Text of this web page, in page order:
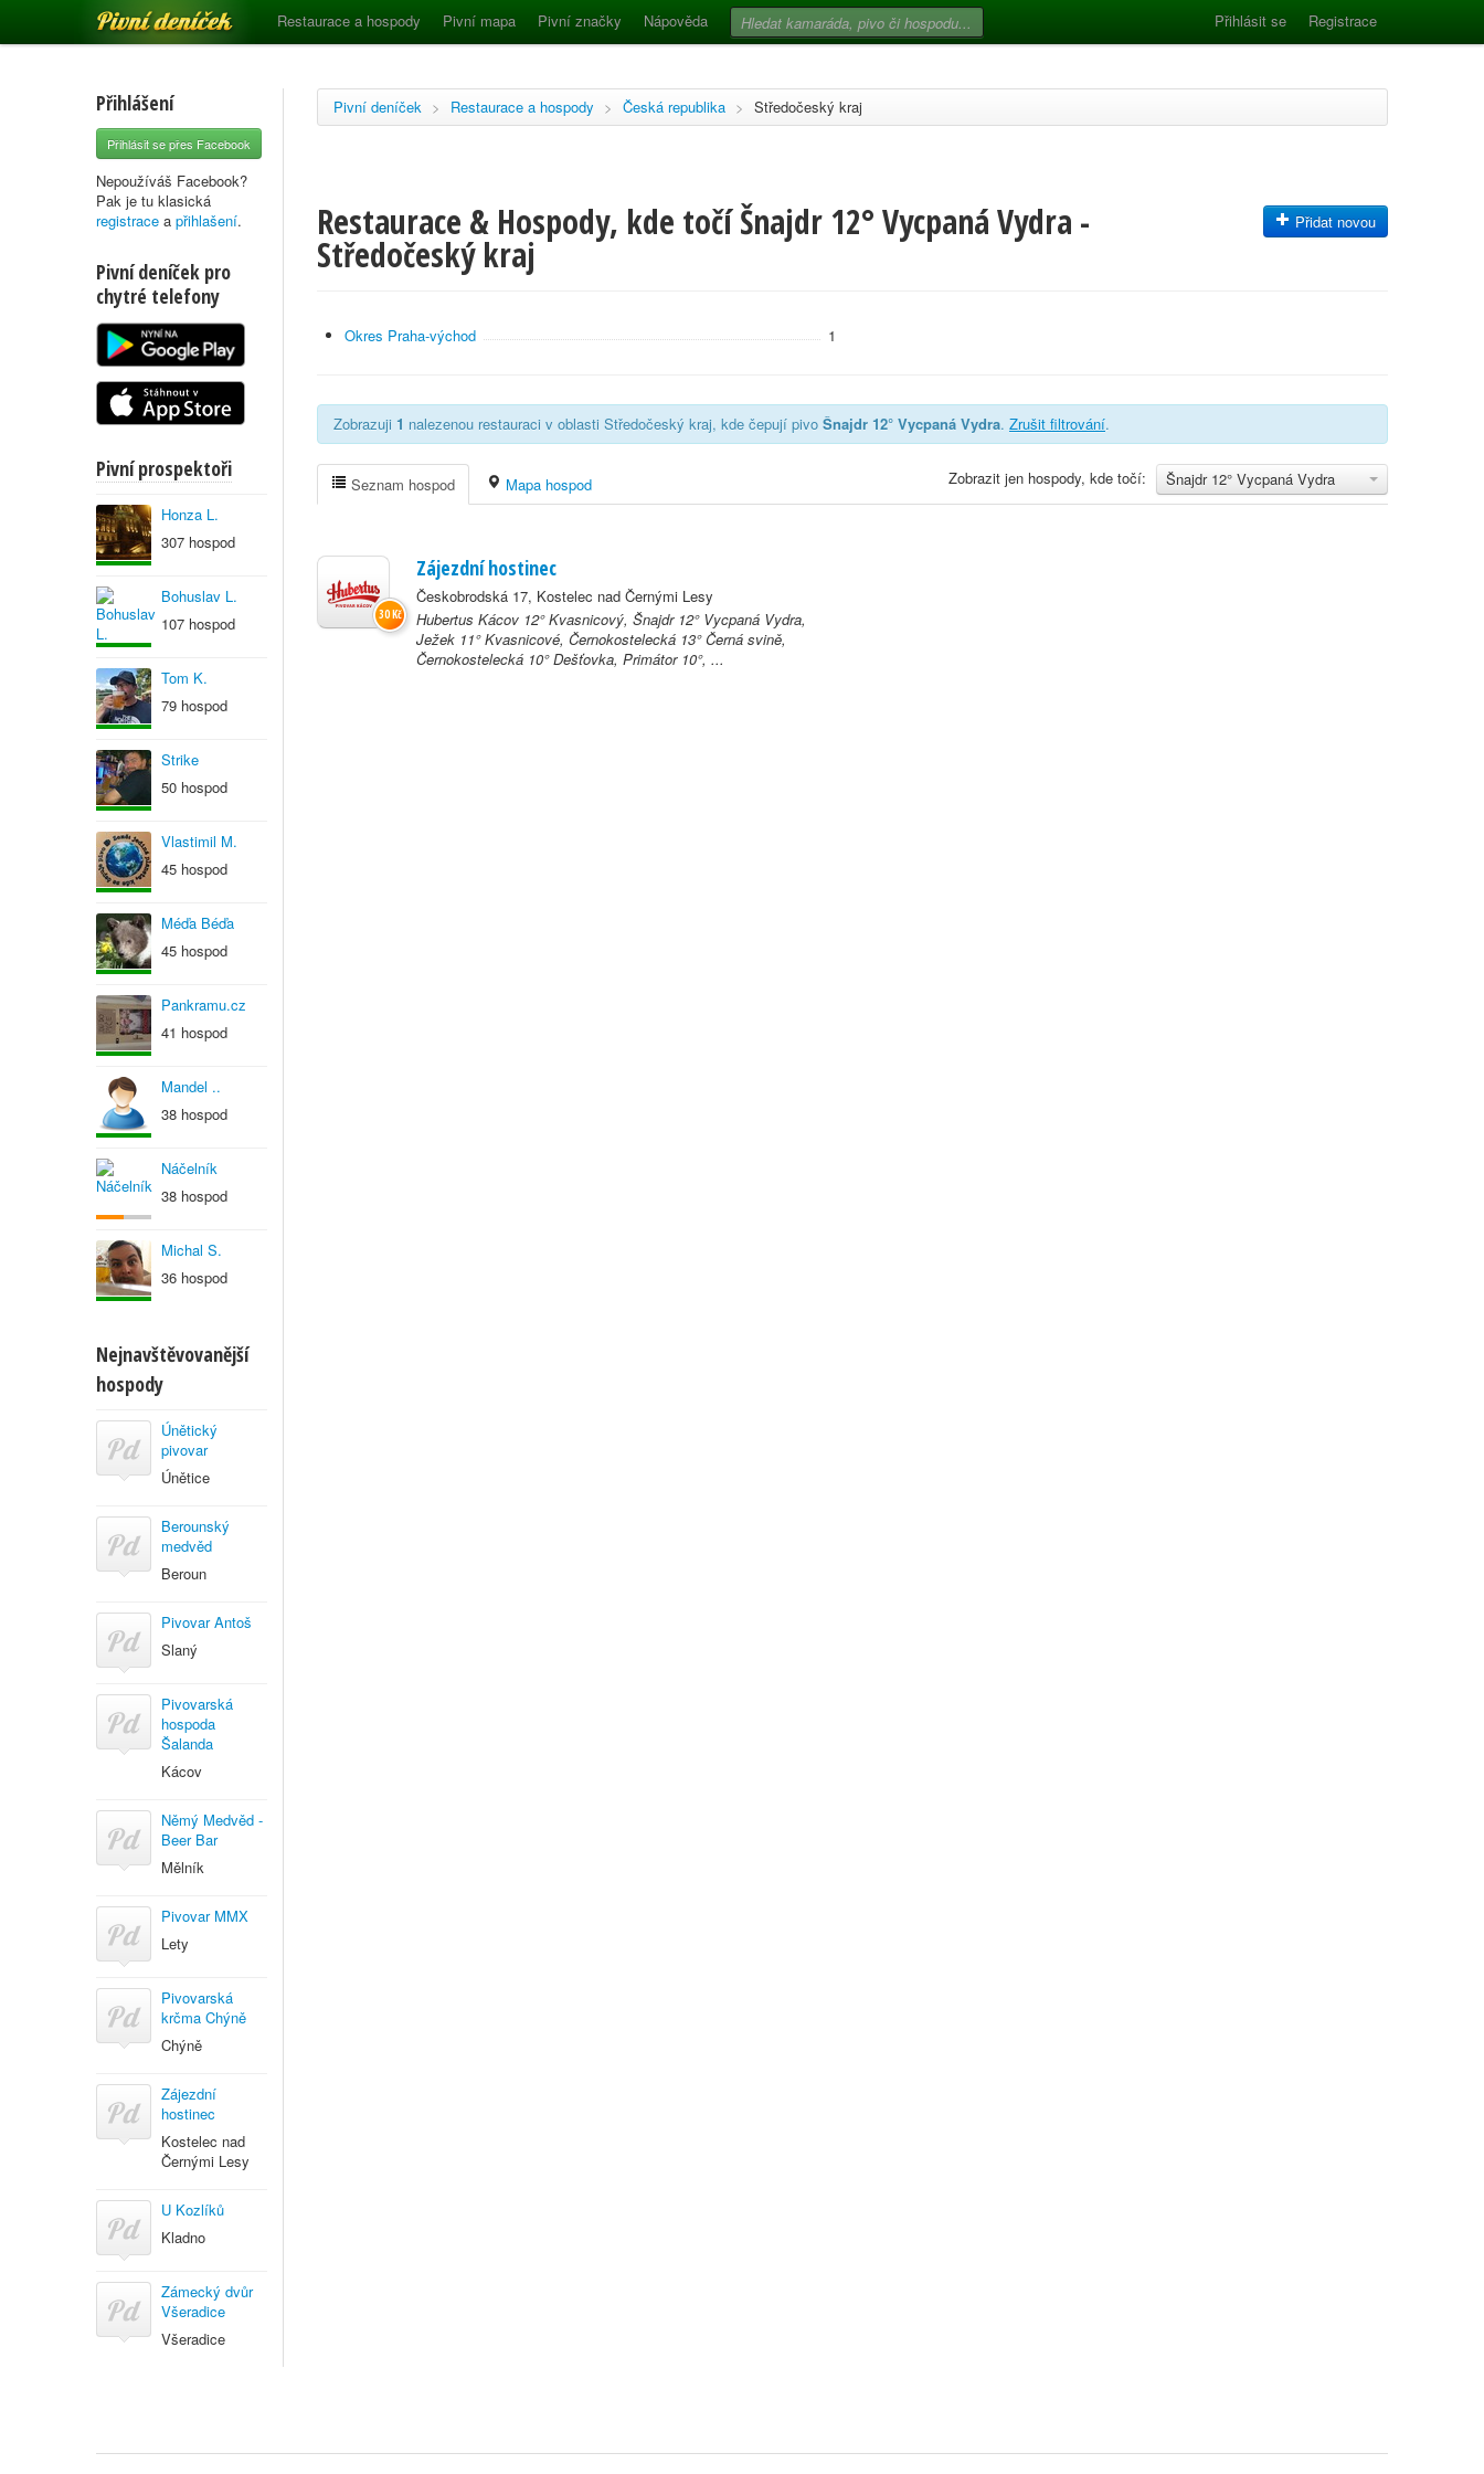
Pivní deníček Restaurace a hospody Pivní mapa Pivní značky Nápověda Přihlásit se Registrace
Přihlášení
Přihlásit se přes Facebook
Nepoužíváš Facebook?
Pak je tu klasická
registrace a přihlašení.
Pivní deníček pro
chytré telefony
Pivní prospektoři
Honza L.
307 hospod
Bohuslav L.
107 hospod
Tom K.
79 hospod
Strike
50 hospod
Vlastimil M.
45 hospod
Méďa Béďa
45 hospod
Pankramu.cz
41 hospod
Mandel ..
38 hospod
Náčelník
38 hospod
Michal S.
36 hospod
Nejnavštěvovanější
hospody
Únětický
pivovar
Únětice
Berounský
medvěd
Beroun
Pivovar Antoš
Slaný
Pivovarská
hospoda
Šalanda
Kácov
Němý Medvěd -
Beer Bar
Mělník
Pivovar MMX
Lety
Pivovarská
krčma Chýně
Chýně
Zájezdní
hostinec
Kostelec nad
Černými Lesy
U Kozlíků
Kladno
Zámecký dvůr
Všeradice
Všeradice
Pivní deníček > Restaurace a hospody > Česká republika > Středočeský kraj
Restaurace & Hospody, kde točí Šnajdr 12° Vycpaná Vydra -
Středočeský kraj
Přidat novou
Okres Praha-východ 1
Zobrazuji 1 nalezenou restauraci v oblasti Středočeský kraj, kde čepují pivo Šnajdr 12° Vycpaná Vydra. Zrušit filtrování.
Šnajdr 12° Vycpaná Vydra
Zobrazit jen hospody, kde točí:
Seznam hospod Mapa hospod
Zájezdní hostinec
Českobrodská 17, Kostelec nad Černými Lesy
Hubertus Kácov 12° Kvasnicový, Šnajdr 12° Vycpaná Vydra,
Ježek 11° Kvasnicové, Černokostelecká 13° Černá svině,
Černokostelecká 10° Dešťovka, Primátor 10°, ...
30 Kč